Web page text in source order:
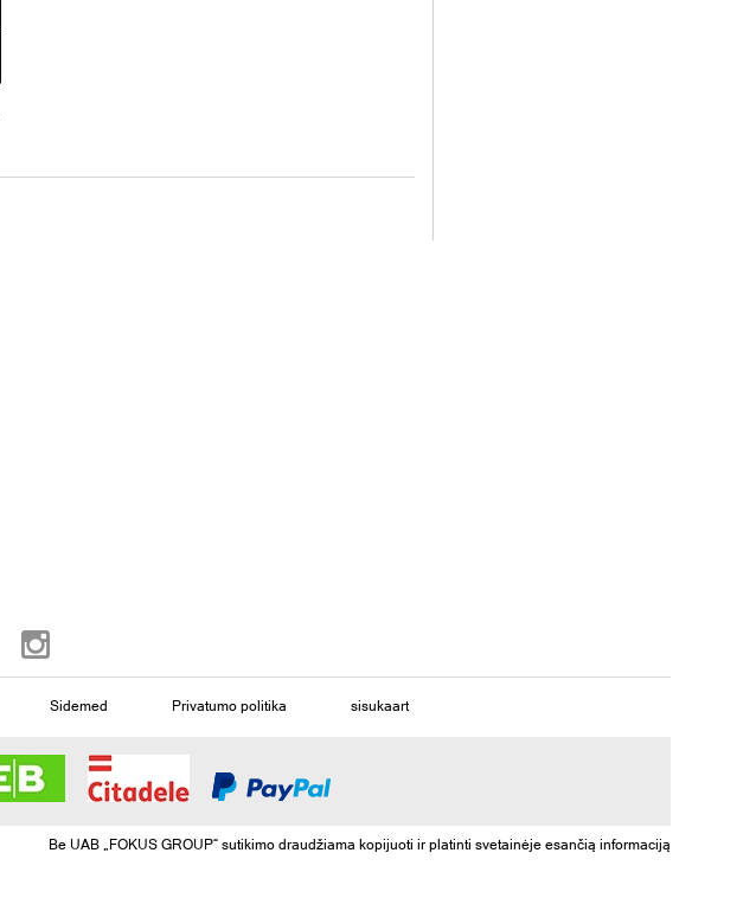
Sidemed Privatumo politika sisukaart
Be UAB „FOKUS GROUP“ sutikimo draudžiama kopijuoti ir platinti svetainėje esančią informaciją